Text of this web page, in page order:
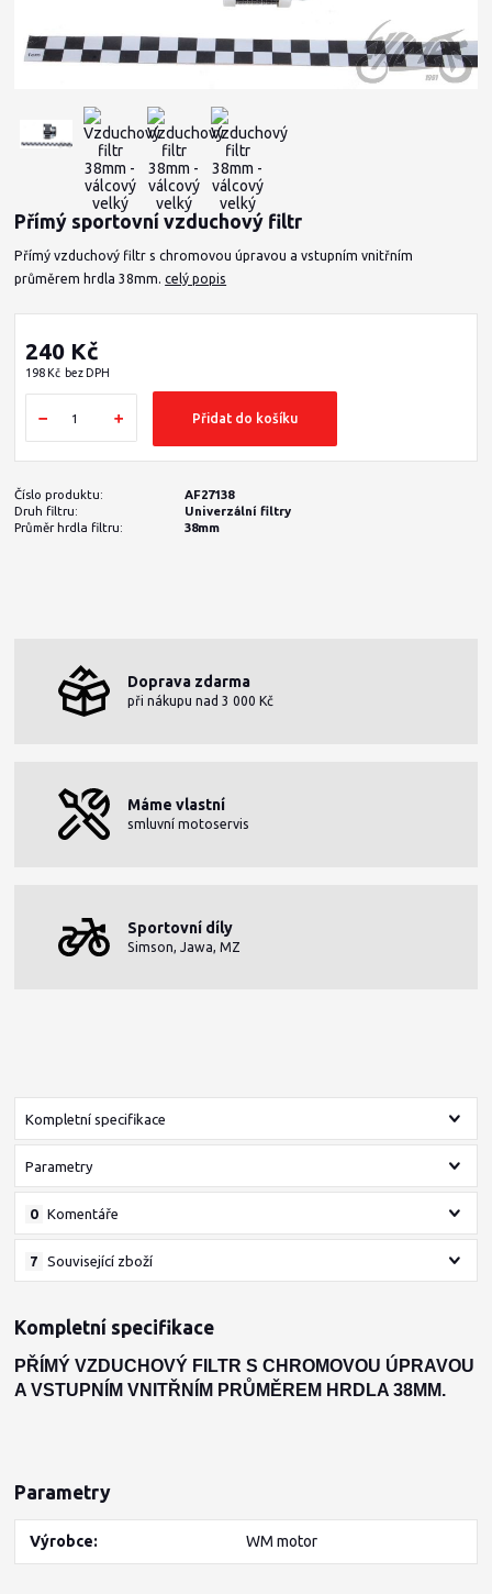
Přímý sportovní vzduchový filtr
Přímý vzduchový filtr s chromovou úpravou a vstupním vnitřním
průměrem hrdla 38mm.celý popis
240 Kč
198 Kč bez DPH
Přidat do košíku
Číslo produktu:
AF27138
Druh filtru:
Univerzální filtry
Průměr hrdla filtru:
38mm
Doprava zdarma
při nákupu nad 3 000 Kč
Máme vlastní
smluvní motoservis
Sportovní díly
Simson, Jawa, MZ
Kompletní specifikace
Parametry
Komentáře
0
Související zboží
7
Kompletní specifikace
PŘÍMÝ VZDUCHOVÝ FILTR S CHROMOVOU ÚPRAVOU
A VSTUPNÍM VNITŘNÍM PRŮMĚREM HRDLA 38MM.
Parametry
Výrobce WM motor